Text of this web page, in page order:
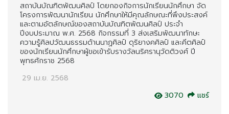
สถาบันบัณฑิตพัฒนศิลป์ โดยกองกิจการนักเรียนนักศึกษา จัด
โครงการพัฒนานักเรียน นักศึกษาให้มีคุณลักษณะที่พึงประสงค์
และตามอัตลักษณ์ของสถาบันบัณฑิตพัฒนศิลป์ ประจำ
ปีงบประมาณ พ.ศ. 2568 กิจกรรมที่ 3 ส่งเสริมพัฒนาทักษะ
ความรู้ศิลปวัฒนธรรมด้านนาฏศิลป์ ดุริยางคศิลป์ และคีตศิลป์
ของนักเรียนนักศึกษาผู้ขอเข้ารับรางวัลนริศรานุวัดติวงศ์ ปี
พุทธศักราช 2568
29 เม.ย. 2568
3070
แชร์